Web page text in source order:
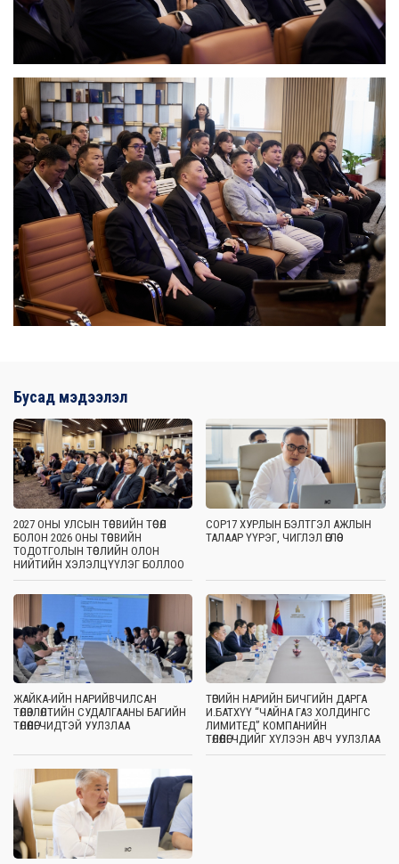
Бусад мэдээлэл
2027 ОНЫ УЛСЫН ТӨСВИЙН ТӨСӨЛ
БОЛОН 2026 ОНЫ ТӨСВИЙН
ТОДОТГОЛЫН ТӨСЛИЙН ОЛОН
НИЙТИЙН ХЭЛЭЛЦҮҮЛЭГ БОЛЛОО
COP17 ХУРЛЫН БЭЛТГЭЛ АЖЛЫН
ТАЛААР ҮҮРЭГ, ЧИГЛЭЛ ӨГЛӨӨ
ЖАЙКА-ИЙН НАРИЙВЧИЛСАН
ТӨЛӨВЛӨЛТИЙН СУДАЛГААНЫ БАГИЙН
ТӨЛӨӨЛӨГЧИДТЭЙ УУЛЗЛАА
ТӨРИЙН НАРИЙН БИЧГИЙН ДАРГА
И.БАТХҮҮ “ЧАЙНА ГАЗ ХОЛДИНГС
ЛИМИТЕД” КОМПАНИЙН
ТӨЛӨӨЛӨГЧДИЙГ ХҮЛЭЭН АВЧ УУЛЗЛАА